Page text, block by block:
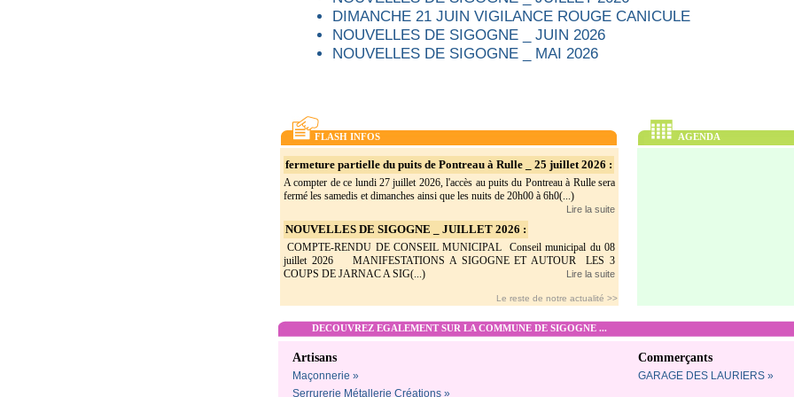
DIMANCHE 21 JUIN VIGILANCE ROUGE CANICULE
NOUVELLES DE SIGOGNE _ JUIN 2026
NOUVELLES DE SIGOGNE _ MAI 2026
FLASH INFOS AGENDA
fermeture partielle du puits de Pontreau à Rulle _ 25 juillet 2026 :
A compter de ce lundi 27 juillet 2026, l'accès au puits du Pontreau à Rulle sera
fermé les samedis et dimanches ainsi que les nuits de 20h00 à 6h0(...)
Lire la suite
NOUVELLES DE SIGOGNE _ JUILLET 2026 :
COMPTE-RENDU DE CONSEIL MUNICIPAL Conseil municipal du 08
juillet 2026 MANIFESTATIONS A SIGOGNE ET AUTOUR LES 3
COUPS DE JARNAC A SIG(...)
Lire la suite
Le reste de notre actualité >>
DECOUVREZ EGALEMENT SUR LA COMMUNE DE SIGOGNE ...
Artisans
Maçonnerie »
Serrurerie Métallerie Créations »
Commerçants
GARAGE DES LAURIERS »